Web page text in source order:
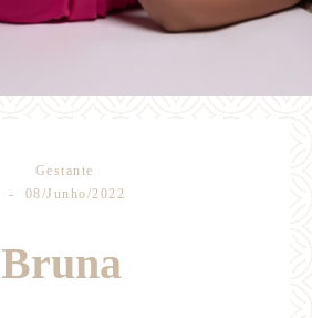
Gestante
08/Junho/2022
Bruna